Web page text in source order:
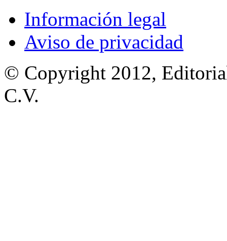
Información legal
Aviso de privacidad
© Copyright 2012,
C.V.